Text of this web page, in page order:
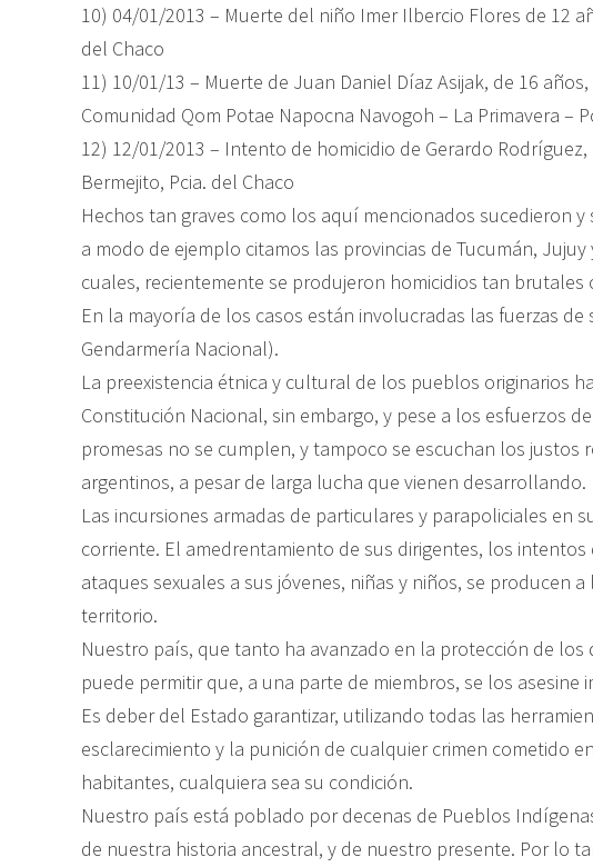
10) 04/01/2013 – Muerte del niño Imer Ilbercio Flores de 12
del Chaco
11) 10/01/13 – Muerte de Juan Daniel Díaz Asijak, de 16
Comunidad Qom Potae Napocna Navogoh – La Primavera –
12) 12/01/2013 – Intento de homicidio de Gerardo Rodríguez,
Bermejito, Pcia. del Chaco
Hechos tan graves como los aquí mencionados sucedieron
a modo de ejemplo citamos las provincias de Tucumán,
cuales, recientemente se produjeron homicidios tan brutales
En la mayoría de los casos están involucradas las fuerzas
Gendarmería Nacional).
La preexistencia étnica y cultural de los pueblos originarios
Constitución Nacional, sin embargo, y pese a los esfuerzos
promesas no se cumplen, y tampoco se escuchan los justos
argentinos, a pesar de larga lucha que vienen desarrollando.
Las incursiones armadas de particulares y parapoliciales en
corriente. El amedrentamiento de sus dirigentes, los
ataques sexuales a sus jóvenes, niñas y niños, se producen
territorio.
Nuestro país, que tanto ha avanzado en la protección de los
puede permitir que, a una parte de miembros, se los asesine
Es deber del Estado garantizar, utilizando todas las
esclarecimiento y la punición de cualquier crimen cometido
habitantes, cualquiera sea su condición.
Nuestro país está poblado por decenas de Pueblos
de nuestra historia ancestral, y de nuestro presente. Por lo